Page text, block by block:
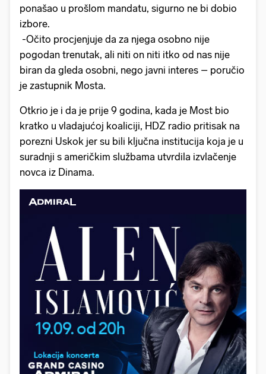
ponašao u prošlom mandatu, sigurno ne bi dobio
izbore.
-Očito procjenjuje da za njega osobno nije
pogodan trenutak, ali niti on niti itko od nas nije
biran da gleda osobni, nego javni interes – poručio
je zastupnik Mosta.
Otkrio je i da je prije 9 godina, kada je Most bio
kratko u vladajućoj koaliciji, HDZ radio pritisak na
porezni Uskok jer su bili ključna institucija koja je u
suradnji s američkim službama utvrdila izvlačenje
novca iz Dinama.